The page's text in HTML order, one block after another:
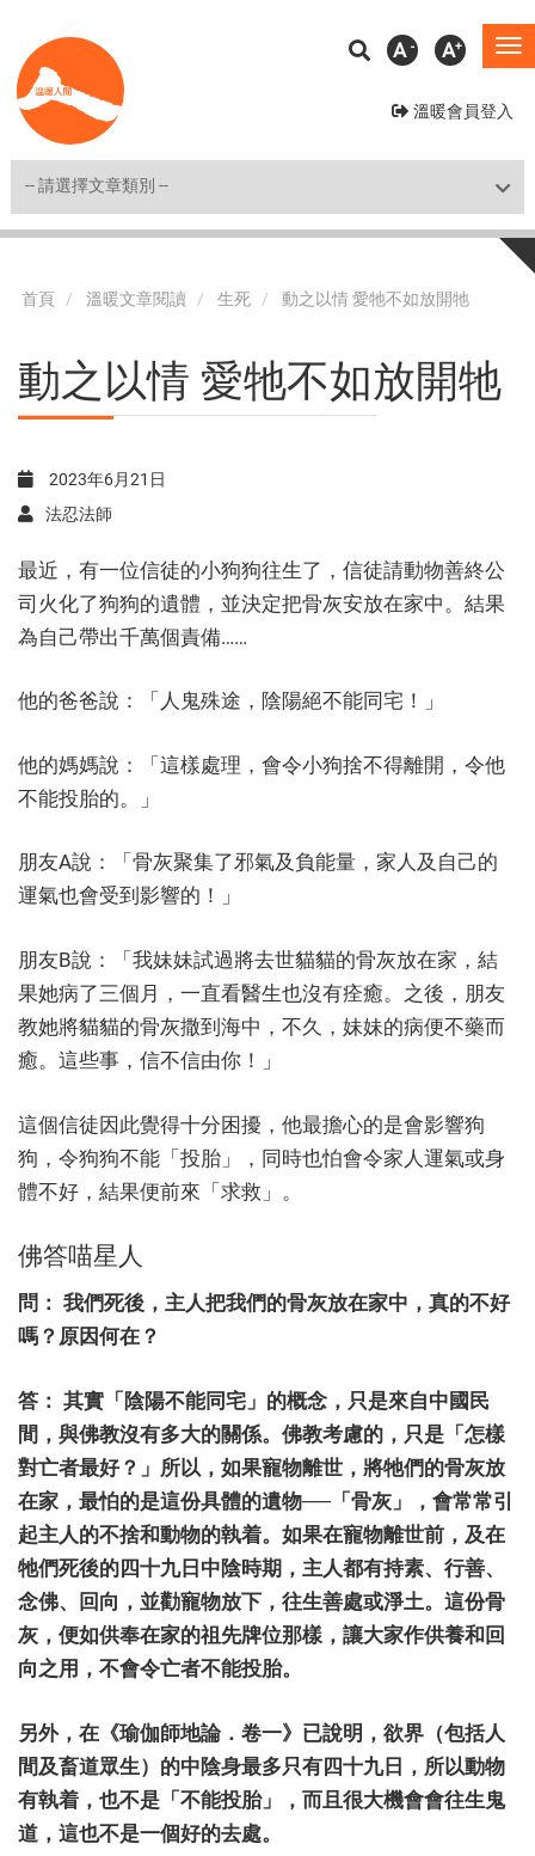
至
主
溫暖會員登入
A A
Shortcut
首頁 溫暖文章閱讀 生死 動之以情 愛牠不如放開牠
動之以情 愛牠不如放開牠
2023年6月21日
法忍法師
最近，有一位信徒的小狗狗往生了，信徒請動物善終公
司火化了狗狗的遺體，並決定把骨灰安放在家中。結果
為自己帶出千萬個責備……
他的爸爸說：「人鬼殊途，陰陽絕不能同宅！」
他的媽媽說：「這樣處理，會令小狗捨不得離開，令他
不能投胎的。」
朋友A說：「骨灰聚集了邪氣及負能量，家人及自己的
運氣也會受到影響的！」
朋友B說：「我妹妹試過將去世貓貓的骨灰放在家，結
果她病了三個月，一直看醫生也沒有痊癒。之後，朋友
教她將貓貓的骨灰撒到海中，不久，妹妹的病便不藥而
癒。這些事，信不信由你！」
這個信徒因此覺得十分困擾，他最擔心的是會影響狗
狗，令狗狗不能「投胎」，同時也怕會令家人運氣或身
體不好，結果便前來「求救」。
佛答喵星人
問： 我們死後，主人把我們的骨灰放在家中，真的不好
嗎？原因何在？
答： 其實「陰陽不能同宅」的概念，只是來自中國民
間，與佛教沒有多大的關係。佛教考慮的，只是「怎樣
對亡者最好？」所以，如果寵物離世，將牠們的骨灰放
在家，最怕的是這份具體的遺物──「骨灰」，會常常引
起主人的不捨和動物的執着。如果在寵物離世前，及在
牠們死後的四十九日中陰時期，主人都有持素、行善、
念佛、回向，並勸寵物放下，往生善處或淨土。這份骨
灰，便如供奉在家的祖先牌位那樣，讓大家作供養和回
向之用，不會令亡者不能投胎。
另外，在《瑜伽師地論．卷一》已說明，欲界（包括人
間及畜道眾生）的中陰身最多只有四十九日，所以動物
有執着，也不是「不能投胎」，而且很大機會會往生鬼
道，這也不是一個好的去處。